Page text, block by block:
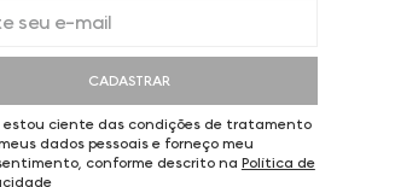
CADASTRAR
estou ciente das condições de tratamento
dados pessoais e forneço meu
conforme descrito na Política de